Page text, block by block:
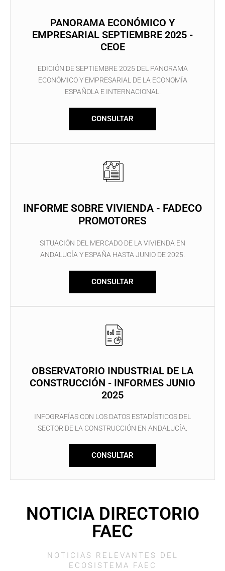
PANORAMA ECONÓMICO Y
EMPRESARIAL SEPTIEMBRE 2025 -
CEOE
EDICIÓN DE SEPTIEMBRE 2025 DEL PANORAMA
ECONÓMICO Y EMPRESARIAL DE LA ECONOMÍA
ESPAÑOLA E INTERNACIONAL.
CONSULTAR
INFORME SOBRE VIVIENDA - FADECO
PROMOTORES
SITUACIÓN DEL MERCADO DE LA VIVIENDA EN
ANDALUCÍA Y ESPAÑA HASTA JUNIO DE 2025.
CONSULTAR
OBSERVATORIO INDUSTRIAL DE LA
CONSTRUCCIÓN - INFORMES JUNIO
2025
INFOGRAFÍAS CON LOS DATOS ESTADÍSTICOS DEL
SECTOR DE LA CONSTRUCCIÓN EN ANDALUCÍA.
CONSULTAR
NOTICIA DIRECTORIO
FAEC
NOTICIAS RELEVANTES DEL
ECOSISTEMA FAEC